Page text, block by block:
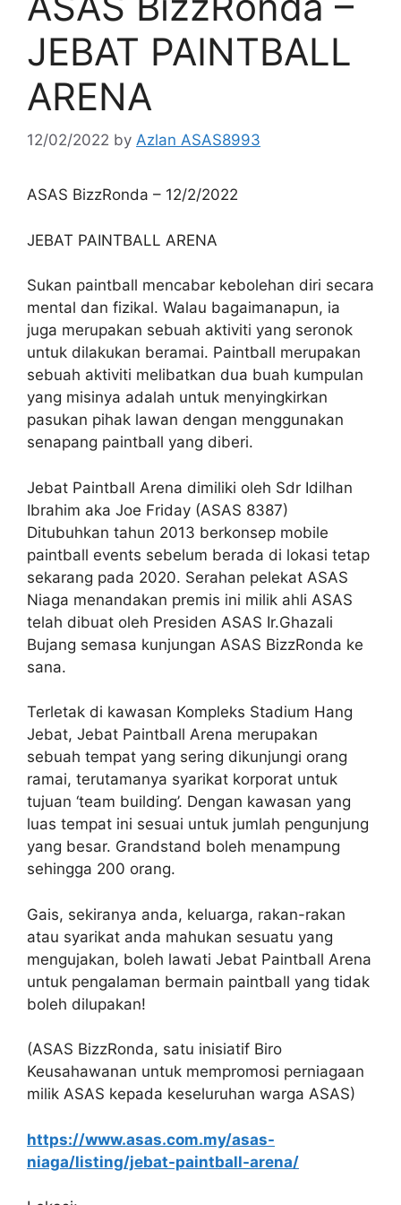
JEBAT PAINTBALL
ARENA
12/02/2022 by Azlan ASAS8993
ASAS BizzRonda – 12/2/2022
JEBAT PAINTBALL ARENA
Sukan paintball mencabar kebolehan diri secara
mental dan fizikal. Walau bagaimanapun, ia
juga merupakan sebuah aktiviti yang seronok
untuk dilakukan beramai. Paintball merupakan
sebuah aktiviti melibatkan dua buah kumpulan
yang misinya adalah untuk menyingkirkan
pasukan pihak lawan dengan menggunakan
senapang paintball yang diberi.
Jebat Paintball Arena dimiliki oleh Sdr Idilhan
Ibrahim aka Joe Friday (ASAS 8387)
Ditubuhkan tahun 2013 berkonsep mobile
paintball events sebelum berada di lokasi tetap
sekarang pada 2020. Serahan pelekat ASAS
Niaga menandakan premis ini milik ahli ASAS
telah dibuat oleh Presiden ASAS Ir.Ghazali
Bujang semasa kunjungan ASAS BizzRonda ke
sana.
Terletak di kawasan Kompleks Stadium Hang
Jebat, Jebat Paintball Arena merupakan
sebuah tempat yang sering dikunjungi orang
ramai, terutamanya syarikat korporat untuk
tujuan ‘team building’. Dengan kawasan yang
luas tempat ini sesuai untuk jumlah pengunjung
yang besar. Grandstand boleh menampung
sehingga 200 orang.
Gais, sekiranya anda, keluarga, rakan-rakan
atau syarikat anda mahukan sesuatu yang
mengujakan, boleh lawati Jebat Paintball Arena
untuk pengalaman bermain paintball yang tidak
boleh dilupakan!
(ASAS BizzRonda, satu inisiatif Biro
Keusahawanan untuk mempromosi perniagaan
milik ASAS kepada keseluruhan warga ASAS)
https://www.asas.com.my/asas-
niaga/listing/jebat-paintball-arena/